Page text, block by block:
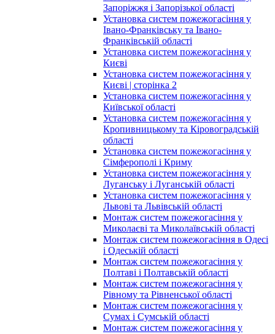
Запоріжжя і Запорізької області
Установка систем пожежогасіння у
Івано-Франківську та Івано-
Франківській області
Установка систем пожежогасіння у
Києві
Установка систем пожежогасіння у
Києві | сторінка 2
Установка систем пожежогасіння у
Київської області
Установка систем пожежогасіння у
Кропивницькому та Кіровоградській
області
Установка систем пожежогасіння у
Сімферополі і Криму
Установка систем пожежогасіння у
Луганську і Луганській області
Установка систем пожежогасіння у
Львові та Львівській області
Монтаж систем пожежогасіння у
Миколаєві та Миколаївській області
Монтаж систем пожежогасіння в Одесі
і Одеській області
Монтаж систем пожежогасіння у
Полтаві і Полтавській області
Монтаж систем пожежогасіння у
Рівному та Рівненської області
Монтаж систем пожежогасіння у
Сумах і Сумській області
Монтаж систем пожежогасіння у